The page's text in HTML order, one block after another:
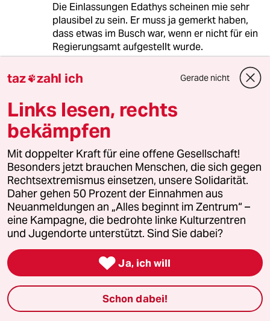
Die Einlassungen Edathys scheinen mie sehr
plausibel zu sein. Er muss ja gemerkt haben,
dass etwas im Busch war, wenn er nicht für ein
Regierungsamt aufgestellt wurde.
In der gegenwärtig derart aufgeladenen
Atmosphäre - wenn es um Pädophilie im
weitesten Sinn geht - finde ich die Reaktionen
sowohl Friedrichs als auch der SPD Spitze
durchaus verständlich, wenn auch juristisch
nicht in Ordnung.
Man mag das Betrachten von Videos nackter
Knaben als unmoralisch verdammen, ein
Straftatbestand ist es nicht. Es gibt vieles, was
moralisch verachtenswert ist, ohne dass
solche Handlungen gleich die gesellschaftliche
Vernichtung nach sich ziehen.
Es war sicher allen Beteiligten klar, dass
Edathy gesellschaftlich vernichtet wird, wenn
sie gegen ihn erhobenen Vorwürfe publik
werden. Man kann annehmen, dass manche
das verhindern wollten und andere genau
taz zahl ich Gerade nicht
Links lesen, rechts
bekämpfen
Mit doppelter Kraft für eine offene Gesellschaft!
Besonders jetzt brauchen Menschen, die sich gegen
Rechtsextremismus einsetzen, unsere Solidarität.
Daher gehen 50 Prozent der Einnahmen aus
Neuanmeldungen an „Alles beginnt im Zentrum“ –
eine Kampagne, die bedrohte linke Kulturzentren
und Jugendorte unterstützt. Sind Sie dabei?
 Ja, ich will
Schon dabei!